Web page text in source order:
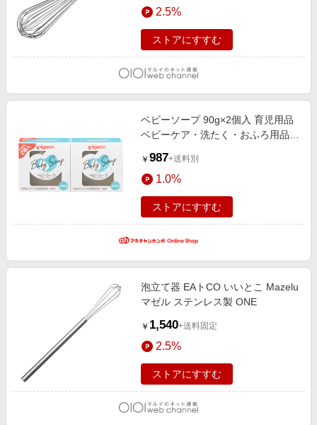
2.5%
ストアにすすむ
ベビーソープ 90g×2個入 育児用品
ベビーケア・洗たく・おふろ用品
￥ 987+送料別
1.0%
ストアにすすむ
泡立て器 EAトCO いいとこ Mazelu
マゼル ステンレス製 ONE
￥ 1,540+送料固定
2.5%
ストアにすすむ